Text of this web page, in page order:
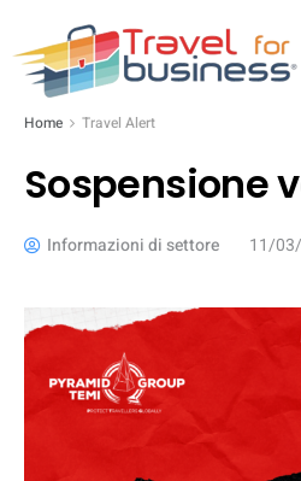
Home Travel Alert
Sospensione
Informazioni di settore 11/